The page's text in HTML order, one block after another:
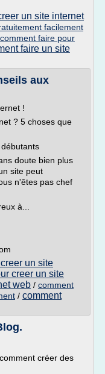
un site internet
facilement
comment faire pour
faire un site
aux
!
? 5 choses que
doute bien plus
site peut
n'êtes pas chef
à...
un site
creer un site
web / comment
/ comment
créer des